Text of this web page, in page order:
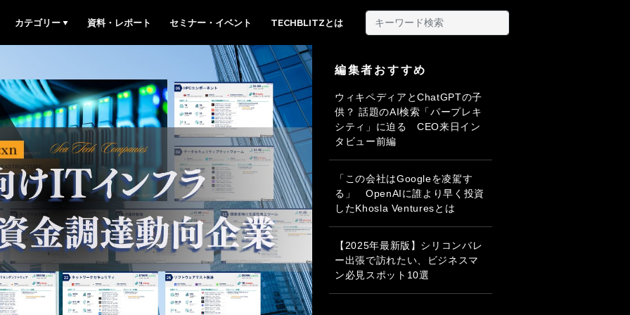
カテゴリー 資料・レポート セミナー・イベント TECHBLITZとは
編集者おすすめ
ウィキペディアとChatGPTの子
供？ 話題のAI検索「パープレキ
シティ」に迫る CEO来日イン
タビュー前編
「この会社はGoogleを凌駕す
る」 OpenAIに誰より早く投資
したKhosla Venturesとは
【2025年最新版】シリコンバレ
ー出張で訪れたい、ビジネスマ
ン必見スポット10選